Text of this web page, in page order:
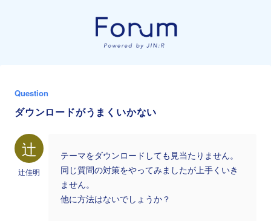
Question
ダウンロードがうまくいかない
辻
辻佳明
テーマをダウンロードしても見当たりません。
同じ質問の対策をやってみましたが上手くいき
ません。
他に方法はないでしょうか？